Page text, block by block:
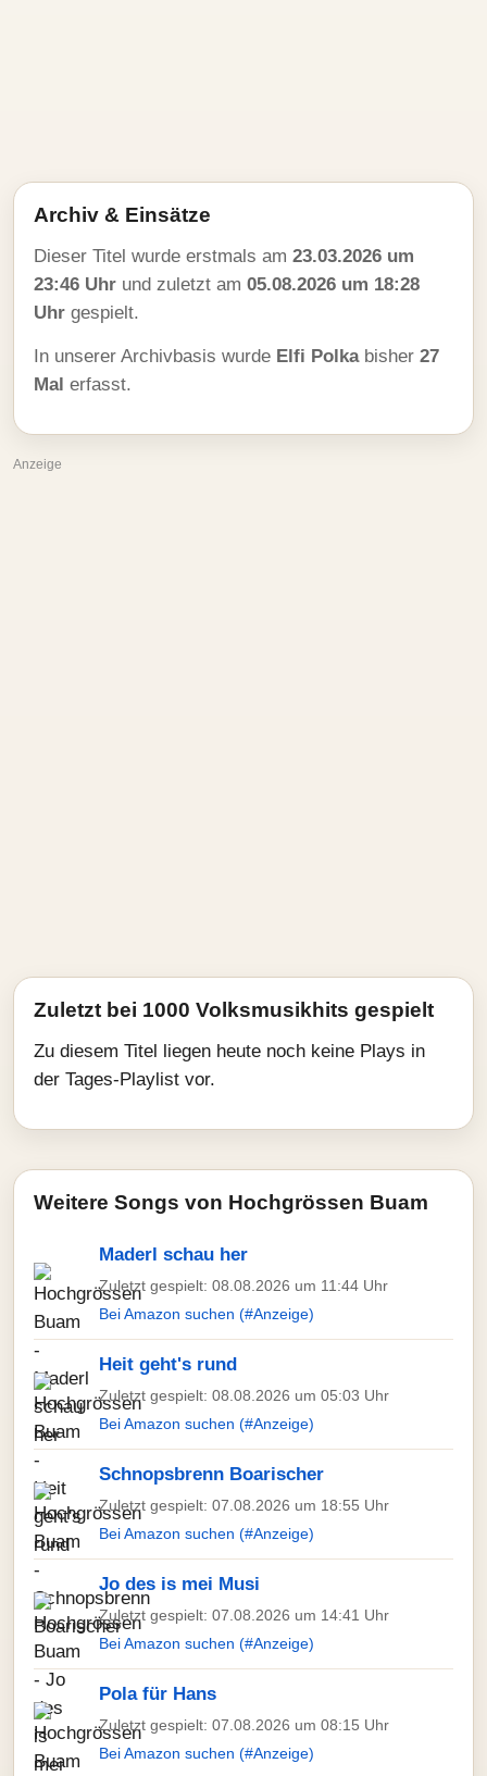
Archiv & Einsätze
Dieser Titel wurde erstmals am 23.03.2026 um
23:46 Uhr und zuletzt am 05.08.2026 um 18:28
Uhr gespielt.
In unserer Archivbasis wurde Elfi Polkabisher 27
Mal erfasst.
Anzeige
Zuletzt bei 1000 Volksmusikhits gespielt
Zu diesem Titel liegen heute noch keine Plays in
der Tages-Playlist vor.
Weitere Songs von Hochgrössen Buam
Maderl schau her
Zuletzt gespielt: 08.08.2026 um 11:44 Uhr
Bei Amazon suchen (#Anzeige)
Heit geht's rund
Zuletzt gespielt: 08.08.2026 um 05:03 Uhr
Bei Amazon suchen (#Anzeige)
Schnopsbrenn Boarischer
Zuletzt gespielt: 07.08.2026 um 18:55 Uhr
Bei Amazon suchen (#Anzeige)
Jo des is mei Musi
Zuletzt gespielt: 07.08.2026 um 14:41 Uhr
Bei Amazon suchen (#Anzeige)
Pola für Hans
Zuletzt gespielt: 07.08.2026 um 08:15 Uhr
Bei Amazon suchen (#Anzeige)